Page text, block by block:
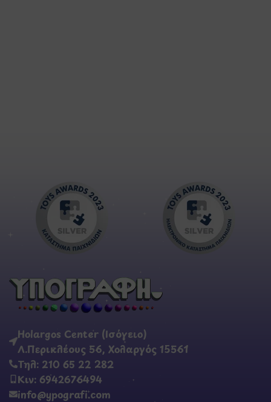
Holargos Center (Ισόγειο)
Λ.Περικλέους 56, Χολαργός 15561
Τηλ: 210 65 22 282
Κιν: 6942676494
info@ypografi.com